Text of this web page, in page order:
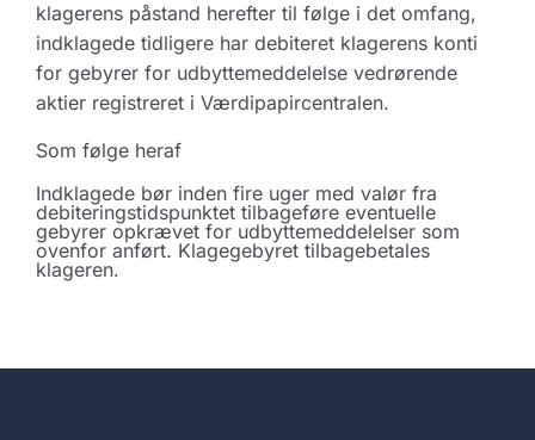
klagerens påstand herefter til følge i det omfang,
indklagede tidligere har debiteret klagerens konti
for gebyrer for udbyttemeddelelse vedrørende
aktier registreret i Værdipapircentralen.
Som følge heraf
Indklagede bør inden fire uger med valør fra
debiteringstidspunktet tilbageføre eventuelle
gebyrer opkrævet for udbyttemeddelelser som
ovenfor anført. Klagegebyret tilbagebetales
klageren.